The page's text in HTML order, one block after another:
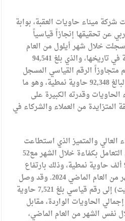
يتلقى اتصالا هاتفيا من العاهل البحريني
أحمد فريحات.. مبارك ومزيدا من التوفيق
شركة ميناء حاويات العقبة، بوابة
عن تحقيقها إنجازاً قياسياً
خلال شهر أيلول من العام
الجاري 2025 أعلى حجم مناولة في تاريخها، والذي بلغ 94,541
متجاوزاً الرقم القياسي المسجل
سابقاً خلال شهر أيار 2025، والبالغ 92,348 حاوية نمطية، وهو ما
وقدرته الكبيرة على
المتزايدة من العملاء والشركاء في
العالي والمتميز الذي استطاعت
الشركة الحفاظ عليه؛ حيث تم التعامل بكفاءة خلال الشهر مع52
سفينة، كما تمت مناولة 94,541 ألف حاوية نمطية، وذلك بارتفاع
نسبته 30% مقارنة بنفس الشهر من العام الماضي 2024. وقد وصل
حجم البضائع العابرة (الترانزيت) إلى رقم قياسي بلغ 7,521 حاوية
ما يمثل 16% من إجمالي الحاويات الواردة، مقابل
وذلك خلال نفس الشهر من العام الماضي،